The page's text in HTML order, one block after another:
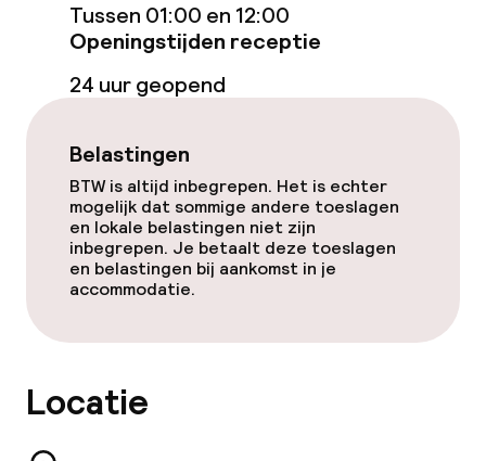
Beleid
Tussen 01:00 en 12:00
Openingstijden receptie
24 uur geopend
Belastingen
BTW is altijd inbegrepen. Het is echter
mogelijk dat sommige andere toeslagen
en lokale belastingen niet zijn
inbegrepen. Je betaalt deze toeslagen
en belastingen bij aankomst in je
accommodatie.
Locatie